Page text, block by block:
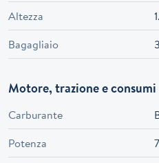
Altezza
Bagagliaio
Motore, trazione e consumi
Carburante
Potenza